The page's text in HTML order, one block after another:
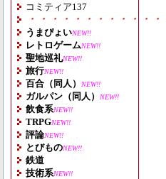
コミティア137
・・・・・・・・・・・・
うまぴょいNEW!!
レトロゲームNEW!!
聖地巡礼NEW!!
旅行NEW!!
百合（同人） NEW!!
ガルパン（同人） NEW!!
飲食系NEW!!
TRPGNEW!!
評論NEW!!
とびものNEW!!
鉄道
技術系NEW!!